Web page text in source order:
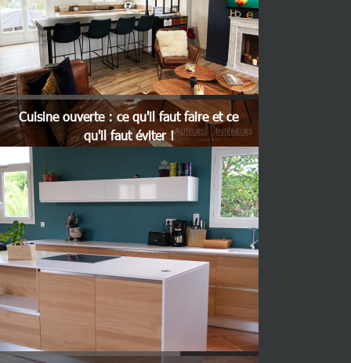
Cuisine ouverte : ce qu'il faut faire et ce
qu'il faut éviter !